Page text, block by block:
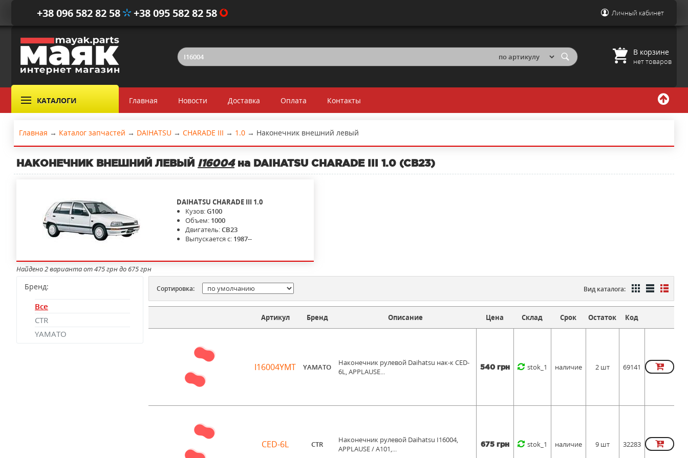
+38 096 582 82 58 +38 095 582 82 58 Личный кабинет
В корзине
нет товаров
КАТАЛОГИ Главная Новости Доставка Оплата Контакты
Главная → Каталог запчастей → DAIHATSU → CHARADE III → 1.0 → Наконечник внешний левый
НАКОНЕЧНИК ВНЕШНИЙ ЛЕВЫЙ I16004на DAIHATSU CHARADE III 1.0 (CB23)
DAIHATSU CHARADE III 1.0
Кузов:G100
Объем: 1000
Двигатель:CB23
Выпускается с: 1987--
Найдено 2 варианта от 475 грн до 675 грн
Бренд:
Все
CTR
YAMATO
Сортировка: Вид каталога:
Артикул Бренд Описание Цена Склад Срок Остаток Код
I16004YMT YAMATO
Наконечник рулевой Daihatsu нак-к CED-
6L, APPLAUSE...
540 грн stok_1 наличие 2 шт 69141
CED-6L CTR
Наконечник рулевой Daihatsu I16004,
APPLAUSE / A101,...
675 грн stok_1 наличие 9 шт 32283